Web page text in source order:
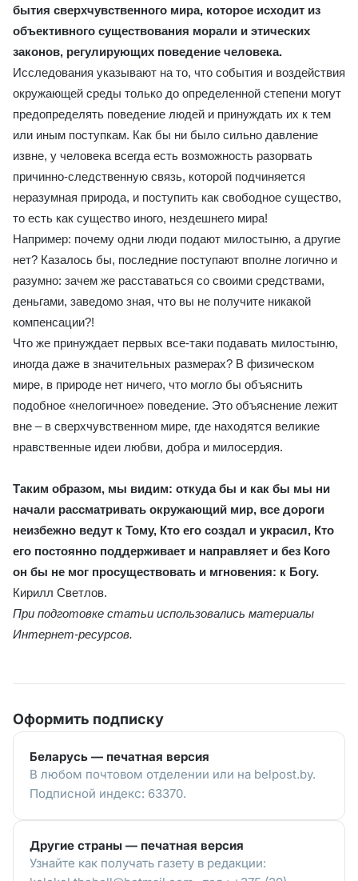
бытия сверхчувственного мира, которое исходит из
объективного существования морали и этических
законов, регулирующих поведение человека.
Исследования указывают на то, что события и воздействия
окружающей среды только до определенной степени могут
предопределять поведение людей и принуждать их к тем
или иным поступкам. Как бы ни было сильно давление
извне, у человека всегда есть возможность разорвать
причинно-следственную связь, которой подчиняется
неразумная природа, и поступить как свободное существо,
то есть как существо иного, нездешнего мира!
Например: почему одни люди подают милостыню, а другие
нет? Казалось бы, последние поступают вполне логично и
разумно: зачем же расставаться со своими средствами,
деньгами, заведомо зная, что вы не получите никакой
компенсации?!
Что же принуждает первых все-таки подавать милостыню,
иногда даже в значительных размерах? В физическом
мире, в природе нет ничего, что могло бы объяснить
подобное «нелогичное» поведение. Это объяснение лежит
вне – в сверхчувственном мире, где находятся великие
нравственные идеи любви, добра и милосердия.
Таким образом, мы видим: откуда бы и как бы мы ни
начали рассматривать окружающий мир, все дороги
неизбежно ведут к Тому, Кто его создал и украсил, Кто
его постоянно поддерживает и направляет и без Кого
он бы не мог просуществовать и мгновения: к Богу.
Кирилл Светлов.
При подготовке статьи использовались материалы
Интернет-ресурсов.
Оформить подписку
Беларусь — печатная версия
В любом почтовом отделении или на belpost.by.
Подписной индекс: 63370.
Другие страны — печатная версия
Узнайте как получать газету в редакции: